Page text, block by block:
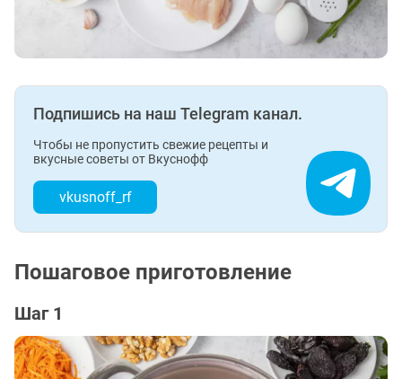
Подпишись на наш Telegram канал.
Чтобы не пропустить свежие рецепты и
вкусные советы от Вкуснофф
vkusnoff_rf
Пошаговое приготовление
Шаг 1